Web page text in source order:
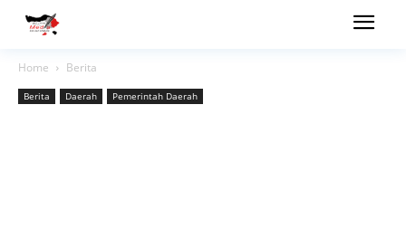
Home Berita
Berita Daerah Pemerintah Daerah